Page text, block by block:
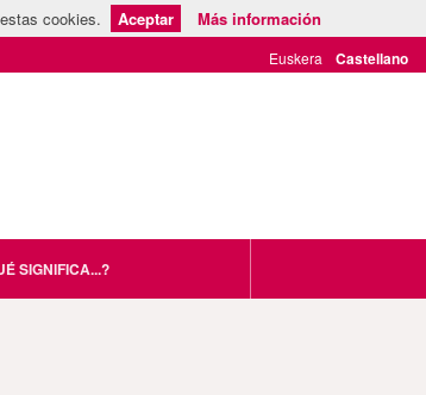
cookies. Aceptar Más información
SIGNIFICA...?